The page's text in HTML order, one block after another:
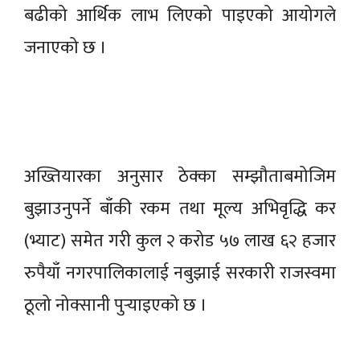
बढीको आर्थिक लाभ लिएको पाइएको आयोगले
जनाएको छ ।
अख्तियारका अनुसार ठेक्का सम्झौताबमोजिम
बुझाउनुपर्ने बाँकी रकम तथा मूल्य अभिवृद्धि कर
(भ्याट) समेत गरी कुल २ करोड ५७ लाख ६२ हजार
रुपैयाँ नगरपालिकालाई नबुझाई सरकारी राजस्वमा
ठूलो नोक्सानी पुर्‍याइएको छ ।